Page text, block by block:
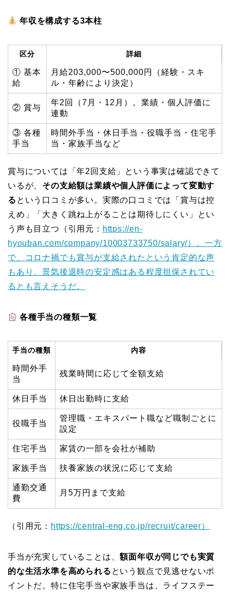
年収を構成する3本柱
区分 詳細
① 基本
給
月給203,000〜500,000円（経験・スキ
ル・年齢により決定）
② 賞与
年2回（7月・12月）。業績・個人評価に
連動
③ 各種
手当
時間外手当・休日手当・役職手当・住宅手
当・家族手当など
賞与については「年2回支給」という事実は確認できて
いるが、 その支給額は業績や個人評価によって変動す
る という口コミが多い。実際の口コミでは「賞与は控
えめ」「大きく跳ね上がることは期待しにくい」とい
う声も目立つ（引用元： https://en-
hyouban.com/company/10003733750/salary/）。一方
で、コロナ禍でも賞与が支給されたという肯定的な声
もあり、景気後退時の安定感はある程度担保されてい
るとも言えそうだ。
各種手当の種類一覧
手当の種類 内容
時間外手
当
残業時間に応じて全額支給
休日手当 休日出勤時に支給
役職手当
管理職・エキスパート職など職制ごとに
設定
住宅手当 家賃の一部を会社が補助
家族手当 扶養家族の状況に応じて支給
通勤交通
費
月5万円まで支給
（引用元： https://central-eng.co.jp/recruit/career）
手当が充実していることは、額面年収が同じでも実質
的な生活水準を高められる という観点で見逃せないポ
イントだ。特に住宅手当や家族手当は、ライフステー